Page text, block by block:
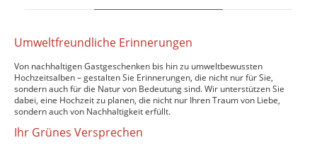
Umweltfreundliche Erinnerungen
Von nachhaltigen Gastgeschenken bis hin zu umweltbewussten
Hochzeitsalben – gestalten Sie Erinnerungen, die nicht nur für Sie,
sondern auch für die Natur von Bedeutung sind. Wir unterstützen Sie
dabei, eine Hochzeit zu planen, die nicht nur Ihren Traum von Liebe,
sondern auch von Nachhaltigkeit erfüllt.
Ihr Grünes Versprechen